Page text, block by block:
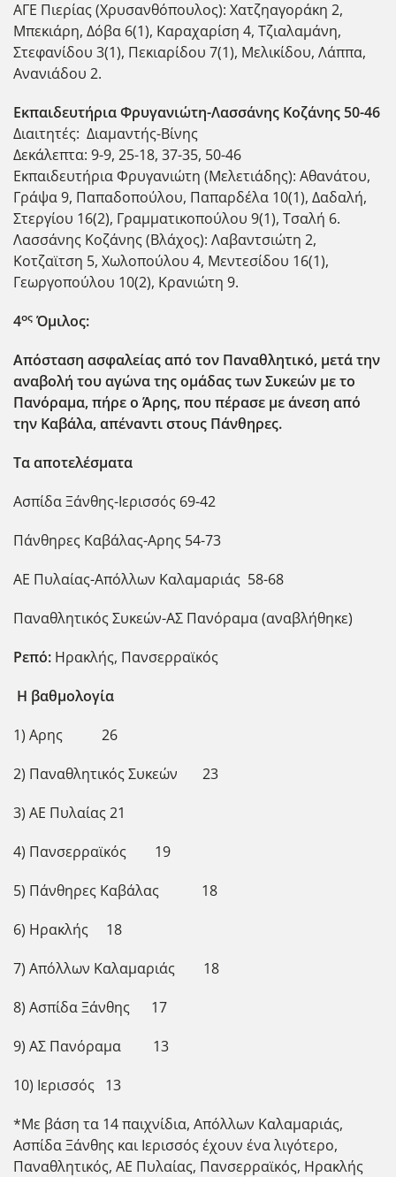
ΑΓΕ Πιερίας (Χρυσανθόπουλος): Χατζηαγοράκη 2,
Μπεκιάρη, Δόβα 6(1), Καραχαρίση 4, Τζιαλαμάνη,
Στεφανίδου 3(1), Πεκιαρίδου 7(1), Μελικίδου, Λάππα,
Ανανιάδου 2.
Εκπαιδευτήρια Φρυγανιώτη-Λασσάνης Κοζάνης 50-46
Διαιτητές: Διαμαντής-Βίνης
Δεκάλεπτα: 9-9, 25-18, 37-35, 50-46
Εκπαιδευτήρια Φρυγανιώτη (Μελετιάδης): Αθανάτου,
Γράψα 9, Παπαδοπούλου, Παπαρδέλα 10(1), Δαδαλή,
Στεργίου 16(2), Γραμματικοπούλου 9(1), Τσαλή 6.
Λασσάνης Κοζάνης (Βλάχος): Λαβαντσιώτη 2,
Κοτζαϊτση 5, Χωλοπούλου 4, Μεντεσίδου 16(1),
Γεωργοπούλου 10(2), Κρανιώτη 9.
4ος Όμιλος:
Απόσταση ασφαλείας από τον Παναθλητικό, μετά την
αναβολή του αγώνα της ομάδας των Συκεών με το
Πανόραμα, πήρε ο Άρης, που πέρασε με άνεση από
την Καβάλα, απέναντι στους Πάνθηρες.
Τα αποτελέσματα
Ασπίδα Ξάνθης-Ιερισσός 69-42
Πάνθηρες Καβάλας-Αρης 54-73
ΑΕ Πυλαίας-Απόλλων Καλαμαριάς 58-68
Παναθλητικός Συκεών-ΑΣ Πανόραμα (αναβλήθηκε)
Ρεπό: Ηρακλής, Πανσερραϊκός
Η βαθμολογία
1) Αρης 26
2) Παναθλητικός Συκεών 23
3) ΑΕ Πυλαίας 21
4) Πανσερραϊκός 19
5) Πάνθηρες Καβάλας 18
6) Ηρακλής 18
7) Απόλλων Καλαμαριάς 18
8) Ασπίδα Ξάνθης 17
9) ΑΣ Πανόραμα 13
10) Ιερισσός 13
*Με βάση τα 14 παιχνίδια, Απόλλων Καλαμαριάς,
Ασπίδα Ξάνθης και Ιερισσός έχουν ένα λιγότερο,
Παναθλητικός, ΑΕ Πυλαίας, Πανσερραϊκός, Ηρακλής